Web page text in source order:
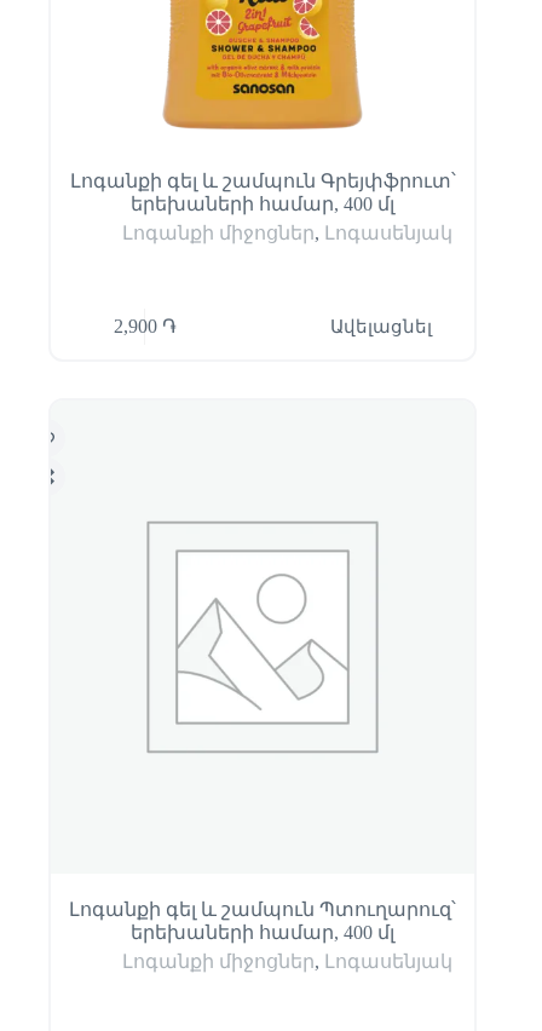
Լոգանքի գել և շամպուն Գրեյփֆրուտ՝
երեխաների համար, 400 մլ
Լոգանքի միջոցներ, Լոգասենյակ
2,900 ֏ Ավելացնել
Լոգանքի գել և շամպուն Պտուղարուզ՝
երեխաների համար, 400 մլ
Լոգանքի միջոցներ, Լոգասենյակ